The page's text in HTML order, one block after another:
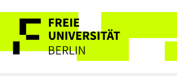
direkt
Inhalt
Service-
Navigation